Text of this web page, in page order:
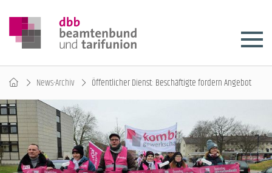
News-Archiv Öffentlicher Dienst: Beschäftigte fordern Angebot